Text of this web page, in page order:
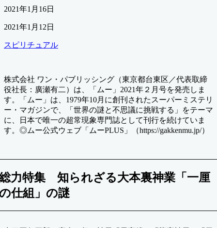
公
日
2021年1月16日
最
更
2021年1月12日
カ
リ
ー
スピリチュアル
株式会社 ワン・パブリッシング（東京都台東区／代表取締
役社長：廣瀬有二）は、「ムー」2021年２月号を発売しま
す。「ムー」は、1979年10月に創刊されたスーパーミステリ
ー・マガジンで、「世界の謎と不思議に挑戦する」をテーマ
に、日本で唯一の超常現象専門誌として刊行を続けていま
す。◎ムー公式ウェブ「ムーPLUS」（https://gakkenmu.jp/）
力特集 知られざる大本裏神業「一厘
仕組」の謎